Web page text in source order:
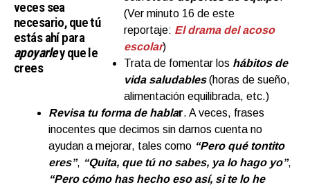
veces sea
necesario, que tú
estás ahí para
apoyarley que le
crees
(Ver minuto 16 de este
reportaje: El drama del acoso
escolar)
Trata de fomentar los hábitos de
vida saludables(horas de sueño,
alimentación equilibrada, etc.)
Revisa tu forma de hablar. A veces, frases
inocentes que decimos sin darnos cuenta no
ayudan a mejorar, tales como “Pero qué tontito
eres”, “Quita, que tú no sabes, ya lo hago yo”,
“Pero cómo has hecho eso así, si te lo he